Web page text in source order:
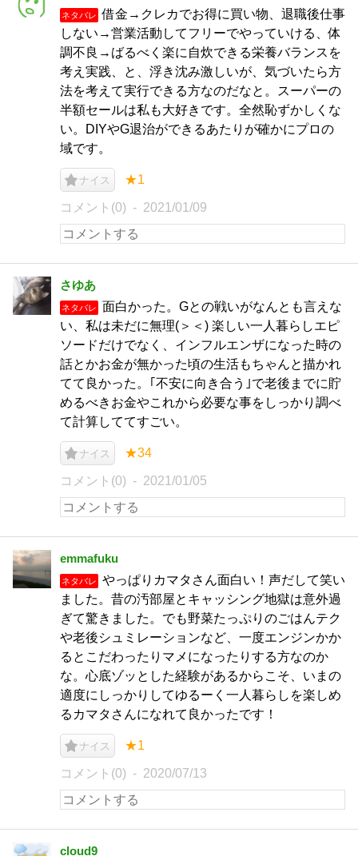
ネタバレ
借金→クレカでお得に買い物、退職後仕事
しない→営業活動してフリーでやっていける、体
調不良→ばるべく楽に自炊できる栄養バランスを
考え実践、と、浮き沈み激しいが、気づいたら方
法を考えて実行できる方なのだなと。スーパーの
半額セールは私も大好きです。全然恥ずかしくな
い。DIYやG退治ができるあたりが確かにプロの
域です。
ナイス ★1
コメント(0) 2021/01/09
さゆあ
ネタバレ
面白かった。Gとの戦いがなんとも言えな
い、私は未だに無理(＞＜) 楽しい一人暮らしエピ
ソードだけでなく、インフルエンザになった時の
話とかお金が無かった頃の生活もちゃんと描かれ
てて良かった。｢不安に向き合う｣で老後までに貯
めるべきお金やこれから必要な事をしっかり調べ
て計算しててすごい。
ナイス ★34
コメント(0) 2021/01/05
emmafuku
ネタバレ
やっぱりカマタさん面白い！声だして笑い
ました。昔の汚部屋とキャッシング地獄は意外過
ぎて驚きました。でも野菜たっぷりのごはんテク
や老後シュミレーションなど、一度エンジンかか
るとこだわったりマメになったりする方なのか
な。心底ゾッとした経験があるからこそ、いまの
適度にしっかりしてゆるーく一人暮らしを楽しめ
るカマタさんになれて良かったです！
ナイス ★1
コメント(0) 2020/07/13
cloud9